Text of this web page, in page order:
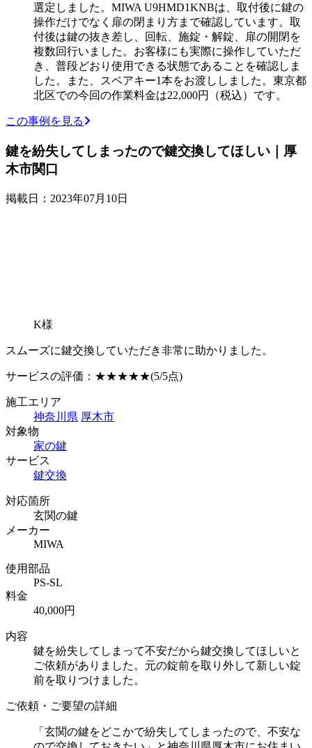
選定しました。MIWA U9HMD1KNBは、取付後に鍵の
操作だけでなく扉の閉まり方まで確認しています。取
付後は鍵の抜き差し、回転、施錠・解錠、扉の開閉を
複数回行いました。お客様にも実際に操作していただ
き、普段どおり使用できる状態であることを確認しま
した。また、スペアキー1本をお渡ししました。東京都
北区での今回の作業料金は22,000円（税込）です。
この事例を見る
鍵を紛失してしまったので鍵交換してほしい｜厚
木市関口
掲載日：2023年07月10日
K様
スムーズに鍵交換していただき非常に助かりました。
サービスの評価： ★★★★★(5/5点)
施工エリア
神奈川県 厚木市
対象物
家の鍵
サービス
鍵交換
対応箇所
玄関の鍵
メーカー
MIWA
使用部品
PS-SL
料金
40,000円
内容
鍵を紛失してしまって不安だから鍵交換してほしいと
ご依頼がありました。元の錠前を取り外して新しい錠
前を取りつけました。
ご依頼・ご要望の詳細
「玄関の鍵をどこかで紛失してしまったので、不安な